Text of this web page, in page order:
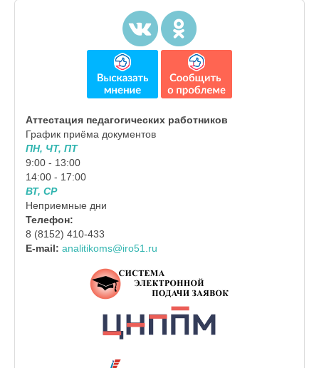
Аттестация педагогических работников
График приёма документов
ПН, ЧТ, ПТ
9:00 - 13:00
14:00 - 17:00
ВТ, СР
Неприемные дни
Телефон:
8 (8152) 410-433
E-mail: analitikoms@iro51.ru